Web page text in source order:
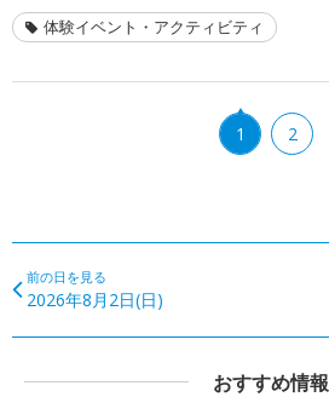
体験イベント・アクティビティ
1 2
前の日を見る
2026年8月2日(日)
おすすめ情報